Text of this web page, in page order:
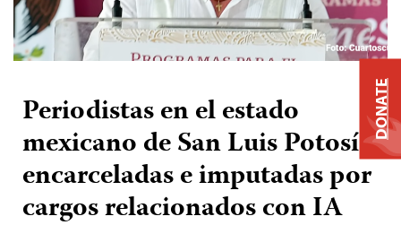
Periodistas en el estado
mexicano de San Luis Potosí
encarceladas e imputadas por
cargos relacionados con IA
DONATE